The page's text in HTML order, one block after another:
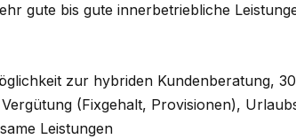
gute bis gute innerbetriebliche
zur hybriden Kundenberatung,
(Fixgehalt, Provisionen),
Leistungen